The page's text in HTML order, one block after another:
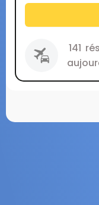
141